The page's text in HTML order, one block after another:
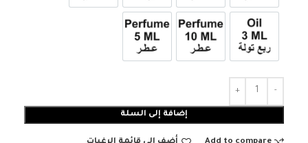
3ml زيت ربع تولة عطر 10ml عطر 5ml
إضافة إلى السلة